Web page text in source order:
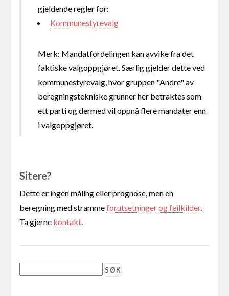
gjeldende regler for:
Kommunestyrevalg
Merk: Mandatfordelingen kan avvike fra det
faktiske valgoppgjøret. Særlig gjelder dette ved
kommunestyrevalg, hvor gruppen "Andre" av
beregningstekniske grunner her betraktes som
ett parti og dermed vil oppnå flere mandater enn
i valgoppgjøret.
Sitere?
Dette er ingen måling eller prognose, men en
beregning med strammeforutsetninger og feilkilder.
Ta gjerne kontakt.